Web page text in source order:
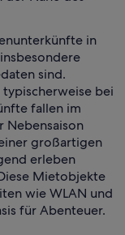
in
sind.
bei
fallen im
Nebensaison
großartigen
erleben
Mietobjekte
wie WLAN und
für Abenteuer.